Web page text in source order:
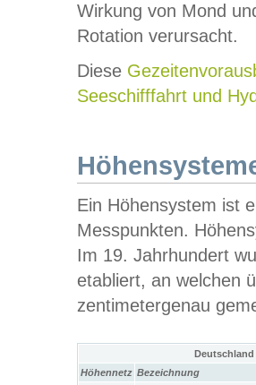
Wirkung von Mond
Rotation verursacht.
Diese
Seeschifffahrt und
Ein Höhensystem ist
Messpunkten.
Im 19. Jahrhundert
etabliert, an welchen
zentimetergenau
Höhennetz Bezeichnung